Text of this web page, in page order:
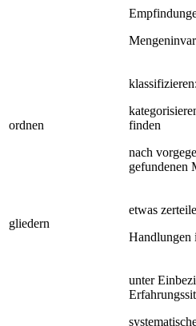
ordnen
finden
nach
gefundenen
gliedern
etwas
Handlungen
unter